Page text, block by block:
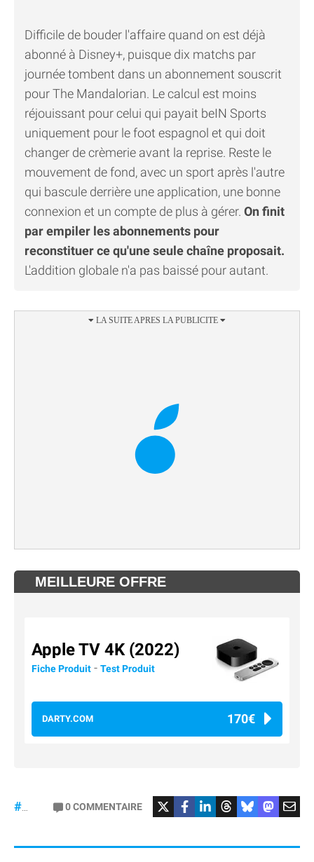
Difficile de bouder l'affaire quand on est déjà
abonné à Disney+, puisque dix matchs par
journée tombent dans un abonnement souscrit
pour The Mandalorian. Le calcul est moins
réjouissant pour celui qui payait beIN Sports
uniquement pour le foot espagnol et qui doit
changer de crèmerie avant la reprise. Reste le
mouvement de fond, avec un sport après l'autre
qui bascule derrière une application, une bonne
connexion et un compte de plus à gérer. On finit
par empiler les abonnements pour
reconstituer ce qu'une seule chaîne proposait.
L'addition globale n'a pas baissé pour autant.
MEILLEURE OFFRE
Apple TV 4K (2022)
Fiche Produit - Test Produit
DARTY.COM 170€
#DisneyPlus #Football #liga
0COMMENTAIRE